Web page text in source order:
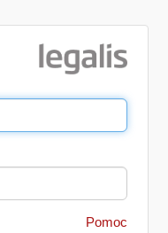
Pomoc